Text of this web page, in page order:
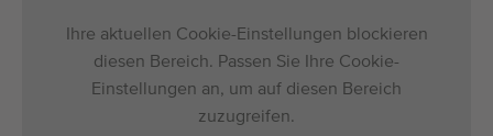
Ihre aktuellen Cookie-Einstellungen blockieren
diesen Bereich. Passen Sie Ihre Cookie-
Einstellungen an, um auf diesen Bereich
zuzugreifen.